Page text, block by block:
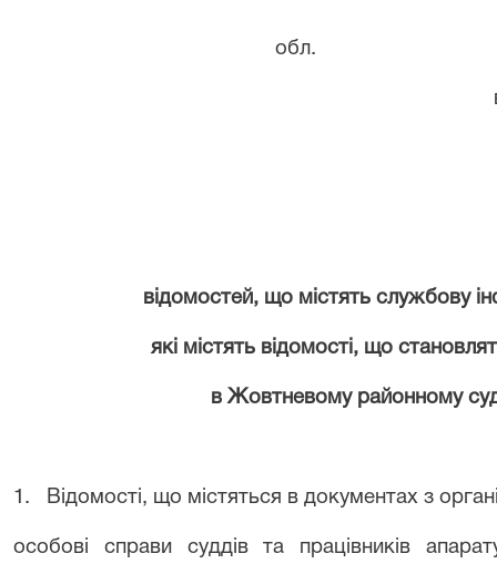
обл.
від 16
відомостей, що містять службову
які містять відомості, що
в Жовтневому районному
1. Відомості, що містяться в документах з
особові справи суддів та працівників